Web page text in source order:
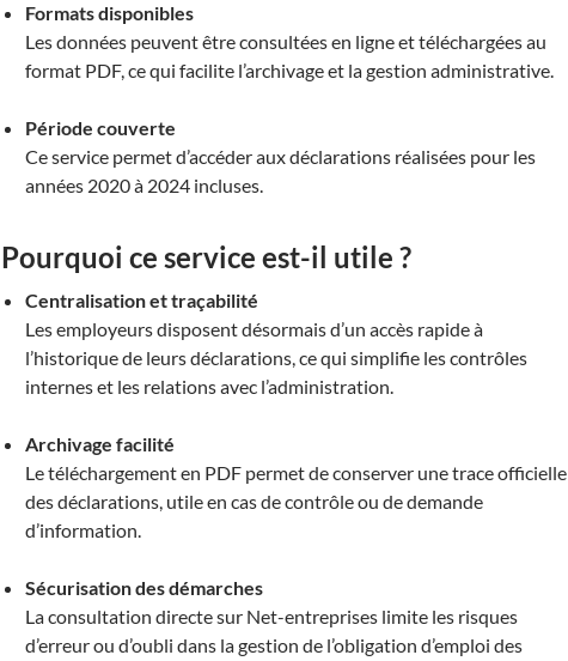
Formats disponibles
Les données peuvent être consultées en ligne et téléchargées au
format PDF, ce qui facilite l’archivage et la gestion administrative.
Période couverte
Ce service permet d’accéder aux déclarations réalisées pour les
années 2020 à 2024 incluses.
Pourquoi ce service est-il utile ?
Centralisation et traçabilité
Les employeurs disposent désormais d’un accès rapide à
l’historique de leurs déclarations, ce qui simplifie les contrôles
internes et les relations avec l’administration.
Archivage facilité
Le téléchargement en PDF permet de conserver une trace officielle
des déclarations, utile en cas de contrôle ou de demande
d’information.
Sécurisation des démarches
La consultation directe sur Net-entreprises limite les risques
d’erreur ou d’oubli dans la gestion de l’obligation d’emploi des